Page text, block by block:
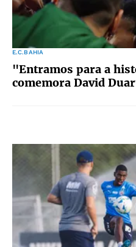
E.C.BAHIA
"Entramos para a
comemora David